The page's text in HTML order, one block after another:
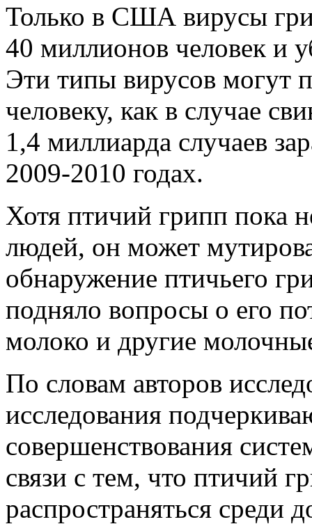
Только в США вирусы
40 миллионов человек и
Эти типы вирусов могут
человеку, как в случае
1,4 миллиарда случаев
2009-2010 годах.
Хотя птичий грипп пока
людей, он может
обнаружение птичьего
подняло вопросы о его
молоко и другие
По словам авторов
исследования
совершенствования
связи с тем, что птичий
распространяться среди